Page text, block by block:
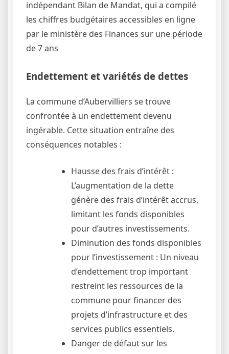
indépendant Bilan de Mandat, qui a compilé
les chiffres budgétaires accessibles en ligne
par le ministère des Finances sur une période
de 7 ans
Endettement et variétés de dettes
La commune d’Aubervilliers se trouve
confrontée à un endettement devenu
ingérable. Cette situation entraîne des
conséquences notables :
Hausse des frais d’intérêt :
L’augmentation de la dette
génère des frais d’intérêt accrus,
limitant les fonds disponibles
pour d’autres investissements.
Diminution des fonds disponibles
pour l’investissement : Un niveau
d’endettement trop important
restreint les ressources de la
commune pour financer des
projets d’infrastructure et des
services publics essentiels.
Danger de défaut sur les